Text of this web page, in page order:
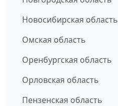
Новосибирская область
Омская область
Оренбургская область
Орловская область
Пензенская область